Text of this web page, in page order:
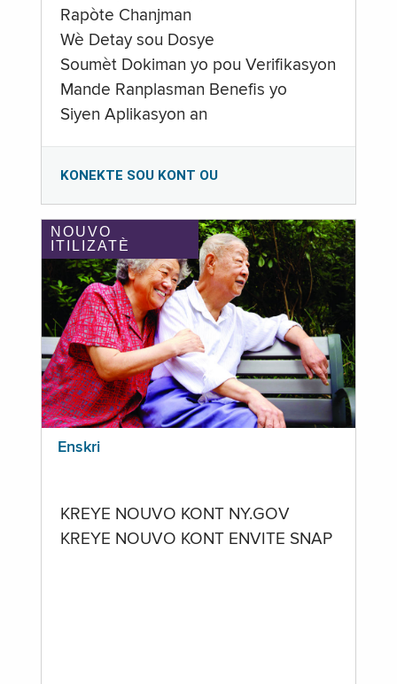
Rapòte Chanjman
Wè Detay sou Dosye
Soumèt Dokiman yo pou Verifikasyon
Mande Ranplasman Benefis yo
Siyen Aplikasyon an
KONEKTE SOU KONT OU
NOUVO
ITILIZATÈ
Enskri
KREYE NOUVO KONT NY.GOV
KREYE NOUVO KONT ENVITE SNAP